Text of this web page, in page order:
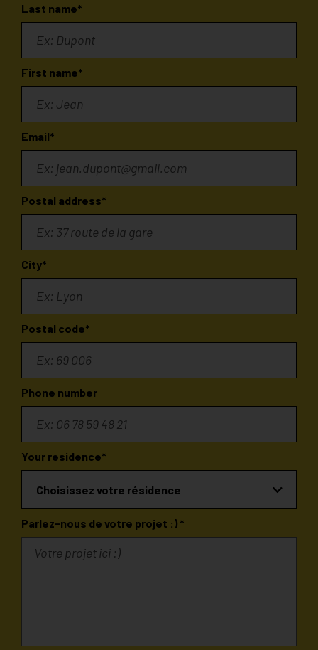
Last name*
First name*
Email*
Postal address*
City*
Postal code*
Phone number
Your residence*
Choisissez votre résidence
Parlez-nous de votre projet :) *